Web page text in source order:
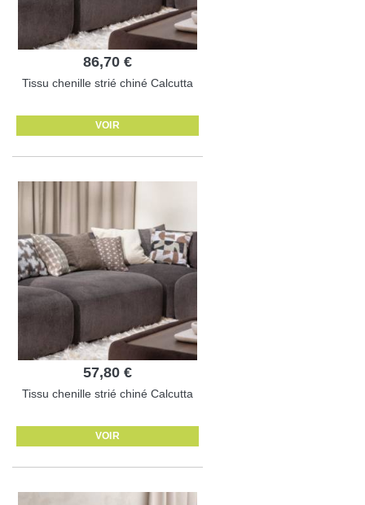
86,70 €
Tissu chenille strié chiné Calcutta
VOIR
57,80 €
Tissu chenille strié chiné Calcutta
VOIR